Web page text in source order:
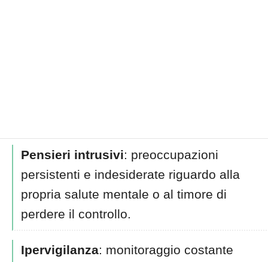
Pensieri intrusivi: preoccupazioni
persistenti e indesiderate riguardo alla
propria salute mentale o al timore di
perdere il controllo.
Ipervigilanza: monitoraggio costante